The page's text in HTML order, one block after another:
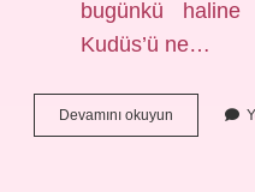
bugünkü haline
Kudüs’ü ne…
Devamını okuyun
Krallığı